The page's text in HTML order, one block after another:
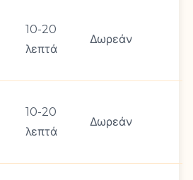
10-20
λεπτά
Δωρεάν
10-20
λεπτά
Δωρεάν